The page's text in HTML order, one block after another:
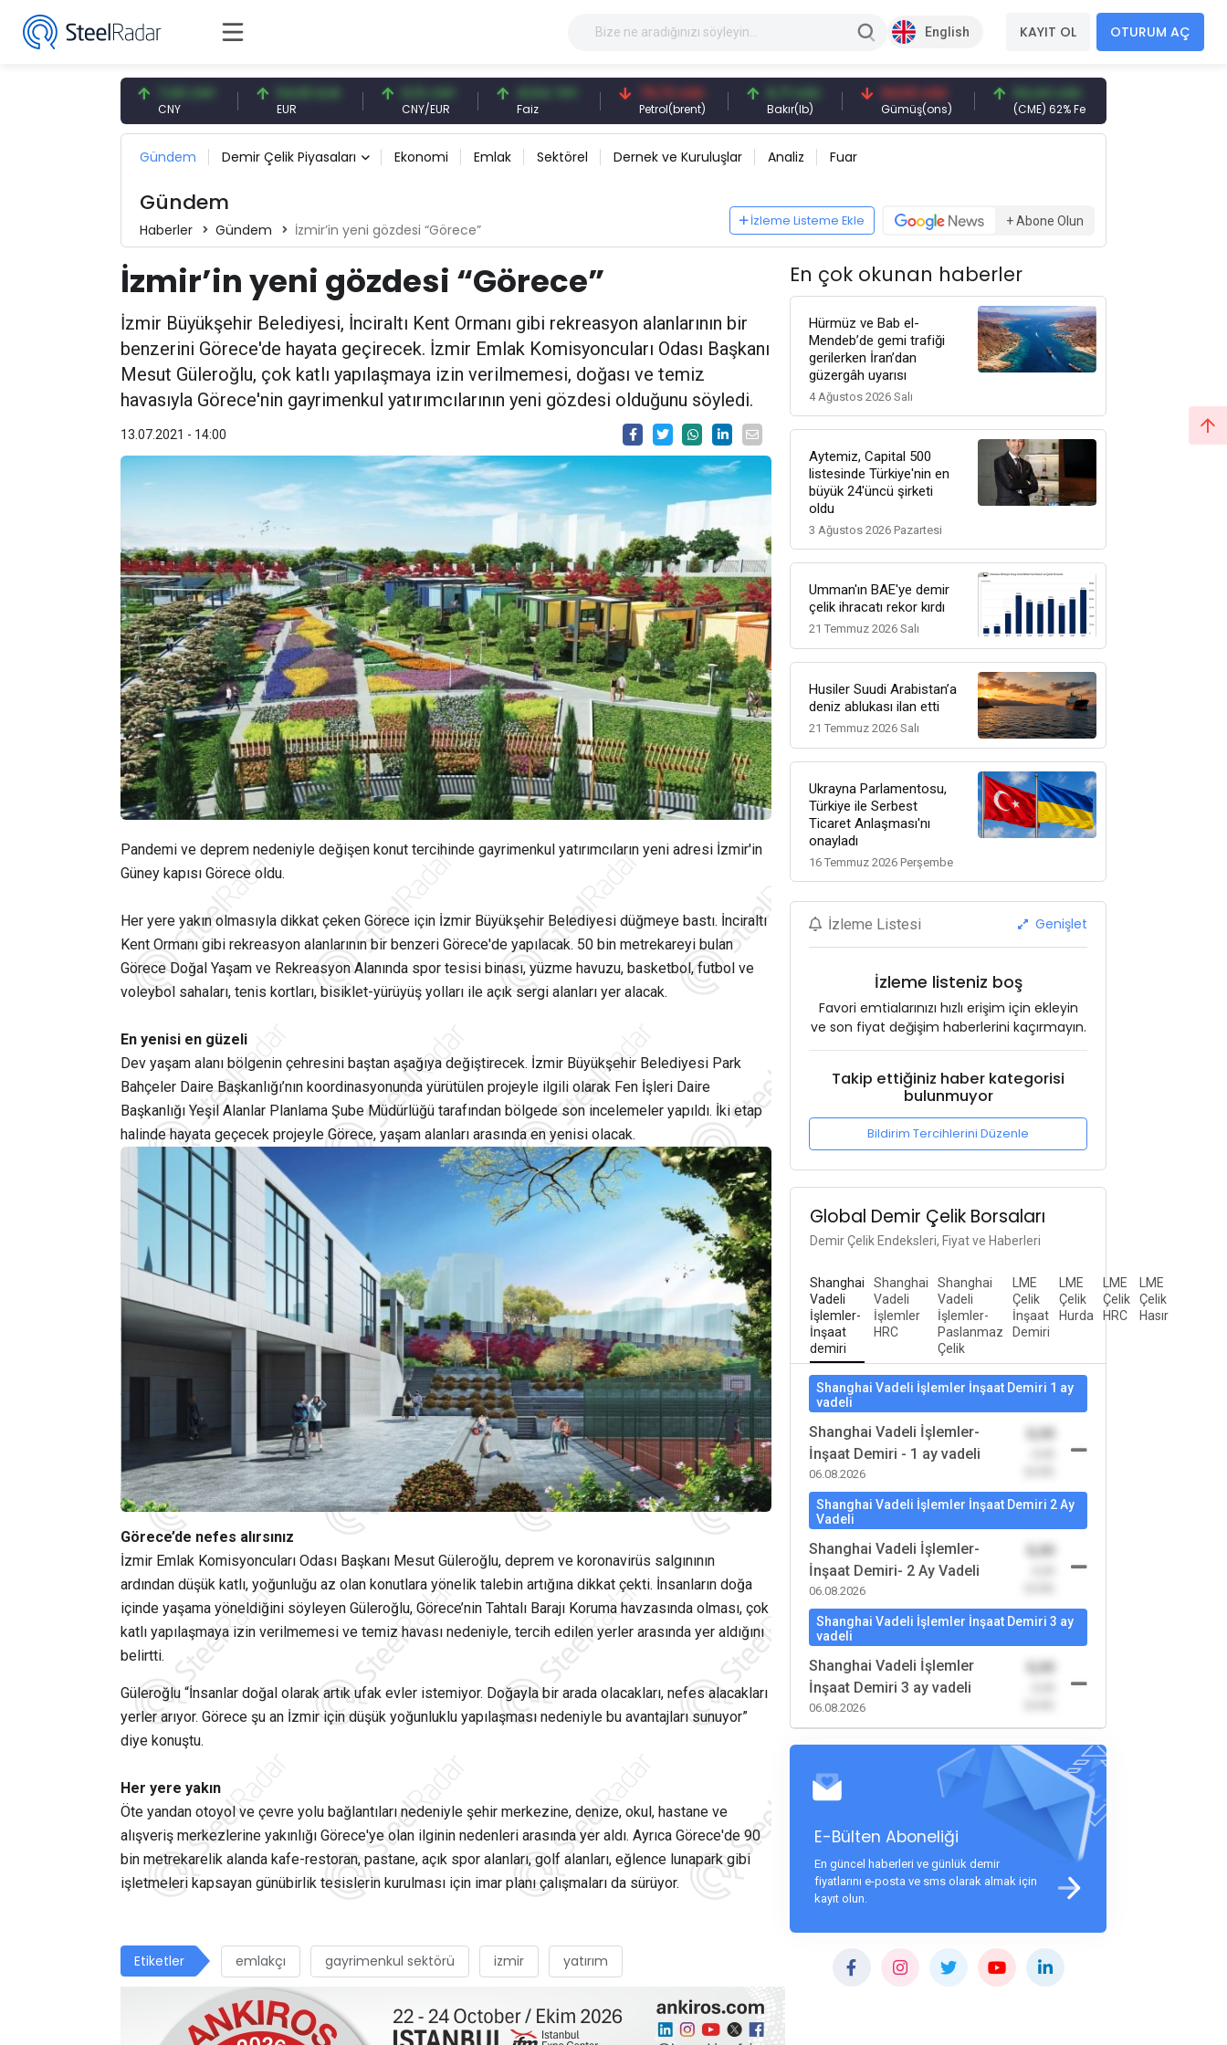
English KAYIT OL OTURUM AÇ
7,09 CNY 54,93 EUR
EUR
0,13 CNY
CNY/EUR
41,54 TRY
Faiz
79,73 USD
Petrol(brent)
6,71 USD
Bakır(lb)
94,50 USD
Gümüş(ons)
94,44 USD
(CME) 62% Fe
Gündem Demir Çelik Piyasaları Ekonomi Emlak Sektörel Dernek ve Kuruluşlar Analiz Fuar
Gündem
Haberler Gündem İzmir’in yeni gözdesi “Görece”
İzleme Listeme Ekle + Abone Olun
İzmir’in yeni gözdesi “Görece”
İzmir Büyükşehir Belediyesi, İnciraltı Kent Ormanı gibi rekreasyon alanlarının bir
benzerini Görece'de hayata geçirecek. İzmir Emlak Komisyoncuları Odası Başkanı
Mesut Güleroğlu, çok katlı yapılaşmaya izin verilmemesi, doğası ve temiz
havasıyla Görece'nin gayrimenkul yatırımcılarının yeni gözdesi olduğunu söyledi.
13.07.2021 - 14:00
Pandemi ve deprem nedeniyle değişen konut tercihinde gayrimenkul yatırımcıların yeni adresi İzmir'in
Güney kapısı Görece oldu.
Her yere yakın olmasıyla dikkat çeken Görece için İzmir Büyükşehir Belediyesi düğmeye bastı. İnciraltı
Kent Ormanı gibi rekreasyon alanlarının bir benzeri Görece'de yapılacak. 50 bin metrekareyi bulan
Görece Doğal Yaşam ve Rekreasyon Alanında spor tesisi binası, yüzme havuzu, basketbol, futbol ve
voleybol sahaları, tenis kortları, bisiklet-yürüyüş yolları ile açık sergi alanları yer alacak.
En yenisi en güzeli
Dev yaşam alanı bölgenin çehresini baştan aşağıya değiştirecek. İzmir Büyükşehir Belediyesi Park
Bahçeler Daire Başkanlığı’nın koordinasyonunda yürütülen projeyle ilgili olarak Fen İşleri Daire
Başkanlığı Yeşil Alanlar Planlama Şube Müdürlüğü tarafından bölgede son incelemeler yapıldı. İki etap
halinde hayata geçecek projeyle Görece, yaşam alanları arasında en yenisi olacak.
Görece’de nefes alırsınız
İzmir Emlak Komisyoncuları Odası Başkanı Mesut Güleroğlu, deprem ve koronavirüs salgınının
ardından düşük katlı, yoğunluğu az olan konutlara yönelik talebin artığına dikkat çekti. İnsanların doğa
içinde yaşama yöneldiğini söyleyen Güleroğlu, Görece’nin Tahtalı Barajı Koruma havzasında olması, çok
katlı yapılaşmaya izin verilmemesi ve temiz havası nedeniyle, tercih edilen yerler arasında yer aldığını
belirtti.
Güleroğlu “İnsanlar doğal olarak artık ufak evler istemiyor. Doğayla bir arada olacakları, nefes alacakları
yerler arıyor. Görece şu an İzmir için düşük yoğunluklu yapılaşması nedeniyle bu avantajları sunuyor”
diye konuştu.
Her yere yakın
Öte yandan otoyol ve çevre yolu bağlantıları nedeniyle şehir merkezine, denize, okul, hastane ve
alışveriş merkezlerine yakınlığı Görece'ye olan ilginin nedenleri arasında yer aldı. Ayrıca Görece'de 90
bin metrekarelik alanda kafe-restoran, pastane, açık spor alanları, golf alanları, eğlence lunapark gibi
işletmeleri kapsayan günübirlik tesislerin kurulması için imar planı çalışmaları da sürüyor.
Etiketler emlakçı gayrimenkul sektörü izmir yatırım
En çok okunan haberler
Hürmüz ve Bab el-
Mendeb’de gemi trafiği
gerilerken İran’dan
güzergâh uyarısı
4 Ağustos 2026 Salı
Aytemiz, Capital 500
listesinde Türkiye'nin en
büyük 24'üncü şirketi
oldu
3 Ağustos 2026 Pazartesi
Umman'ın BAE'ye demir
çelik ihracatı rekor kırdı
21 Temmuz 2026 Salı
Husiler Suudi Arabistan’a
deniz ablukası ilan etti
21 Temmuz 2026 Salı
Ukrayna Parlamentosu,
Türkiye ile Serbest
Ticaret Anlaşması'nı
onayladı
16 Temmuz 2026 Perşembe
İzleme Listesi Genişlet
İzleme listeniz boş
Favori emtialarınızı hızlı erişim için ekleyin
ve son fiyat değişim haberlerini kaçırmayın.
Takip ettiğiniz haber kategorisi
bulunmuyor
Bildirim Tercihlerini Düzenle
Global Demir Çelik Borsaları
Demir Çelik Endeksleri, Fiyat ve Haberleri
Shanghai
Vadeli
İşlemler-
İnşaat
demiri
Shanghai
Vadeli
İşlemler
HRC
Shanghai
Vadeli
İşlemler-
Paslanmaz
Çelik
LME
Çelik
İnşaat
Demiri
LME
Çelik
Hurda
LME
Çelik
HRC
LME
Çelik
Hasır
Shanghai Vadeli İşlemler İnşaat Demiri 1 ay
vadeli
Shanghai Vadeli İşlemler-
İnşaat Demiri - 1 ay vadeli
06.08.2026
0,00
Shanghai Vadeli İşlemler İnşaat Demiri 2 Ay
Vadeli
Shanghai Vadeli İşlemler-
İnşaat Demiri- 2 Ay Vadeli
06.08.2026
0,00
Shanghai Vadeli İşlemler İnşaat Demiri 3 ay
vadeli
Shanghai Vadeli İşlemler
İnşaat Demiri 3 ay vadeli
06.08.2026
0,00
E-Bülten Aboneliği
En güncel haberleri ve günlük demir
fiyatlarını e-posta ve sms olarak almak için
kayıt olun.